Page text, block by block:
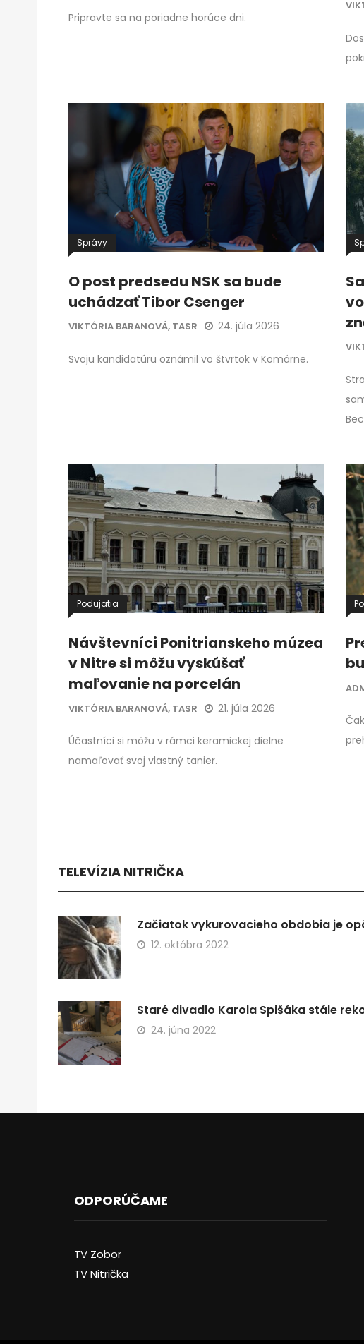
Pripravte sa na poriadne horúce dni.
Správy
O post predsedu NSK sa bude
uchádzať Tibor Csenger
VIKTÓRIA BARANOVÁ, TASR 24. júla 2026
Svoju kandidatúru oznámil vo štvrtok v Komárne.
Podujatia
Návštevníci Ponitrianskeho múzea
v Nitre si môžu vyskúšať
maľovanie na porcelán
VIKTÓRIA BARANOVÁ, TASR 21. júla 2026
Účastníci si môžu v rámci keramickej dielne
namaľovať svoj vlastný tanier.
TELEVÍZIA NITRIČKA
Začiatok vykurovacieho obdobia je
12. októbra 2022
Staré divadlo Karola Spišáka stále
24. júna 2022
ODPORÚČAME
TV Zobor
TV Nitrička